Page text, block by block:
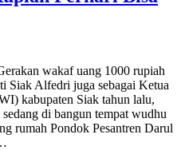
wakaf uang 1000 rupiah
Siak Alfedri juga sebagai Ketua
kabupaten Siak tahun lalu,
di bangun tempat wudhu
rumah Pondok Pesantren Darul